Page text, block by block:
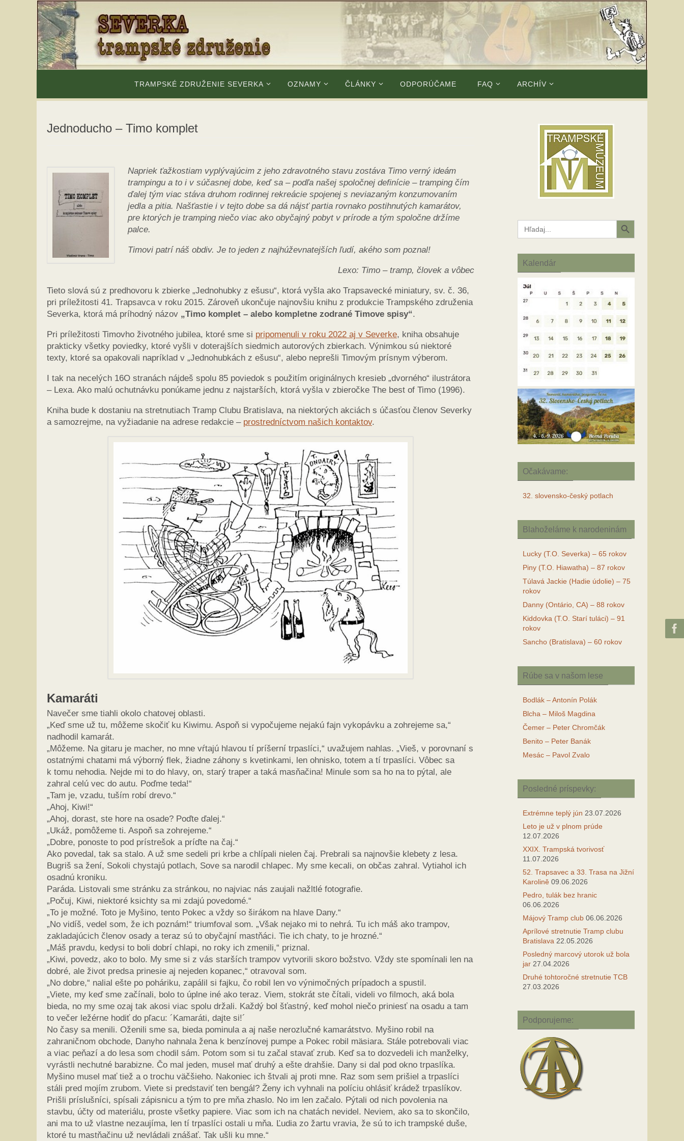
TRAMPSKÉ ZDRUŽENIE SEVERKA OZNAMY ČLÁNKY ODPORÚČAME FAQ ARCHÍV
Jednoducho – Timo komplet
Napriek ťažkostiam vyplývajúcim z jeho zdravotného stavu zostáva Timo verný ideám
trampingu a to i v súčasnej dobe, keď sa – podľa našej spoločnej definície – tramping čím
ďalej tým viac stáva druhom rodinnej rekreácie spojenej s neviazaným konzumovaním
jedla a pitia. Našťastie i v tejto dobe sa dá nájsť partia rovnako postihnutých kamarátov,
pre ktorých je tramping niečo viac ako obyčajný pobyt v prírode a tým spoločne držíme
palce.
Timovi patrí náš obdiv. Je to jeden z najhúževnatejších ľudí, akého som poznal!
Lexo: Timo – tramp, človek a vôbec
Tieto slová sú z predhovoru k zbierke „Jednohubky z ešusu“, ktorá vyšla ako Trapsavecké miniatury, sv. č. 36,
pri príležitosti 41. Trapsavca v roku 2015. Zároveň ukončuje najnovšiu knihu z produkcie Trampského združenia
Severka, ktorá má príhodný názov „Timo komplet – alebo kompletne zodrané Timove spisy“.
Pri príležitosti Timovho životného jubilea, ktoré sme si pripomenuli v roku 2022 aj v Severke, kniha obsahuje
prakticky všetky poviedky, ktoré vyšli v doterajších siedmich autorových zbierkach. Výnimkou sú niektoré
texty, ktoré sa opakovali napríklad v „Jednohubkách z ešusu“, alebo neprešli Timovým prísnym výberom.
I tak na necelých 16O stranách nájdeš spolu 85 poviedok s použitím originálnych kresieb „dvorného“ ilustrátora
– Lexa. Ako malú ochutnávku ponúkame jednu z najstarších, ktorá vyšla v zbieročke The best of Timo (1996).
Kniha bude k dostaniu na stretnutiach Tramp Clubu Bratislava, na niektorých akciách s účasťou členov Severky
a samozrejme, na vyžiadanie na adrese redakcie – prostredníctvom našich kontaktov.
Kamaráti
Navečer sme tiahli okolo chatovej oblasti.
„Keď sme už tu, môžeme skočiť ku Kiwimu. Aspoň si vypočujeme nejakú fajn vykopávku a zohrejeme sa,“
nadhodil kamarát.
„Môžeme. Na gitaru je macher, no mne vŕtajú hlavou tí príšerní trpaslíci,“ uvažujem nahlas. „Vieš, v porovnaní s
ostatnými chatami má výborný flek, žiadne záhony s kvetinkami, len ohnisko, totem a tí trpaslíci. Vôbec sa
k tomu nehodia. Nejde mi to do hlavy, on, starý traper a taká masňačina! Minule som sa ho na to pýtal, ale
zahral celú vec do autu. Poďme teda!“
„Tam je, vzadu, tuším robí drevo.“
„Ahoj, Kiwi!“
„Ahoj, dorast, ste hore na osade? Poďte ďalej.“
„Ukáž, pomôžeme ti. Aspoň sa zohrejeme.“
„Dobre, ponoste to pod prístrešok a príďte na čaj.“
Ako povedal, tak sa stalo. A už sme sedeli pri krbe a chlípali nielen čaj. Prebrali sa najnovšie klebety z lesa.
Bugriš sa žení, Sokoli chystajú potlach, Sove sa narodil chlapec. My sme kecali, on občas zahral. Vytiahol ich
osadnú kroniku.
Paráda. Listovali sme stránku za stránkou, no najviac nás zaujali nažltlé fotografie.
„Počuj, Kiwi, niektoré ksichty sa mi zdajú povedomé.“
„To je možné. Toto je Myšino, tento Pokec a vždy so širákom na hlave Dany.“
„No vidíš, vedel som, že ich poznám!“ triumfoval som. „Však nejako mi to nehrá. Tu ich máš ako trampov,
zakladajúcich členov osady a teraz sú to obyčajní mastňáci. Tie ich chaty, to je hrozné.“
„Máš pravdu, kedysi to boli dobrí chlapi, no roky ich zmenili,“ priznal.
„Kiwi, povedz, ako to bolo. My sme si z vás starších trampov vytvorili skoro božstvo. Vždy ste spomínali len na
dobré, ale život predsa prinesie aj nejeden kopanec,“ otravoval som.
„No dobre,“ nalial ešte po poháriku, zapálil si fajku, čo robil len vo výnimočných prípadoch a spustil.
„Viete, my keď sme začínali, bolo to úplne iné ako teraz. Viem, stokrát ste čítali, videli vo filmoch, aká bola
bieda, no my sme ozaj tak akosi viac spolu držali. Každý bol šťastný, keď mohol niečo priniesť na osadu a tam
to večer ležérne hodiť do pľacu: ´Kamaráti, dajte si!´
No časy sa menili. Oženili sme sa, bieda pominula a aj naše nerozlučné kamarátstvo. Myšino robil na
zahraničnom obchode, Danyho nahnala žena k benzínovej pumpe a Pokec robil mäsiara. Stále potrebovali viac
a viac peňazí a do lesa som chodil sám. Potom som si tu začal stavať zrub. Keď sa to dozvedeli ich manželky,
vyrástli nechutné barabizne. Čo mal jeden, musel mať druhý a ešte drahšie. Dany si dal pod okno trpaslíka.
Myšino musel mať tiež a o trochu väčšieho. Nakoniec ich štvali aj proti mne. Raz som sem prišiel a trpaslíci
stáli pred mojím zrubom. Viete si predstaviť ten bengál? Ženy ich vyhnali na políciu ohlásiť krádež trpaslíkov.
Prišli príslušníci, spísali zápisnicu a tým to pre mňa zhaslo. No im len začalo. Pýtali od nich povolenia na
stavbu, účty od materiálu, proste všetky papiere. Viac som ich na chatách nevidel. Neviem, ako sa to skončilo,
ani ma to už vlastne nezaujíma, len tí trpaslíci ostali u mňa. Ľudia zo žartu vravia, že sú to ich trampské duše,
ktoré tu mastňačinu už nevládali znášať. Tak ušli ku mne.“
Search
for:
Search Button
Kalendár
Očakávame:
32. slovensko-český potlach
Blahoželáme k narodeninám
Lucky (T.O. Severka) – 65 rokov
Piny (T.O. Hiawatha) – 87 rokov
Túlavá Jackie (Hadie údolie) – 75
rokov
Danny (Ontário, CA) – 88 rokov
Kiddovka (T.O. Starí tuláci) – 91
rokov
Sancho (Bratislava) – 60 rokov
Rúbe sa v našom lese
Bodlák – Antonín Polák
Blcha – Miloš Magdina
Čemer – Peter Chromčák
Benito – Peter Banák
Mesác – Pavol Zvalo
Posledné príspevky:
Extrémne teplý jún 23.07.2026
Leto je už v plnom prúde
12.07.2026
XXIX. Trampská tvorivosť
11.07.2026
52. Trapsavec a 33. Trasa na Jižní
Karolině 09.06.2026
Pedro, tulák bez hranic
06.06.2026
Májový Tramp club 06.06.2026
Aprílové stretnutie Tramp clubu
Bratislava 22.05.2026
Posledný marcový utorok už bola
jar 27.04.2026
Druhé tohtoročné stretnutie TCB
27.03.2026
Podporujeme: